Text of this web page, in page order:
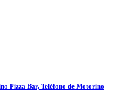
Pizza Bar, Teléfono de Motorino